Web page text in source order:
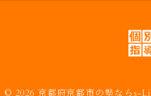
© 2026 京都府京都市の塾ならs-